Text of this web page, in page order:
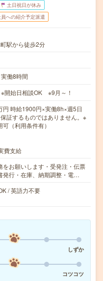
土日祝日が休み
員への紹介予定派遣
駅から徒歩2分
働8時間
始日相談OK ※9月～！
時給1900円×実働8h×週5日
証するものではありません。※
（利用条件有）
費支給
をお願いします・受発注・伝票
発行・在庫、納期調整・電…
/ 英語力不要
しずか
コツコツ